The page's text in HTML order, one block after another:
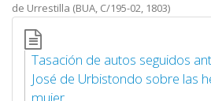
de Urrestilla (BUA, C/195-02, 1803)
Tasación de autos seguidos
José de Urbistondo sobre las